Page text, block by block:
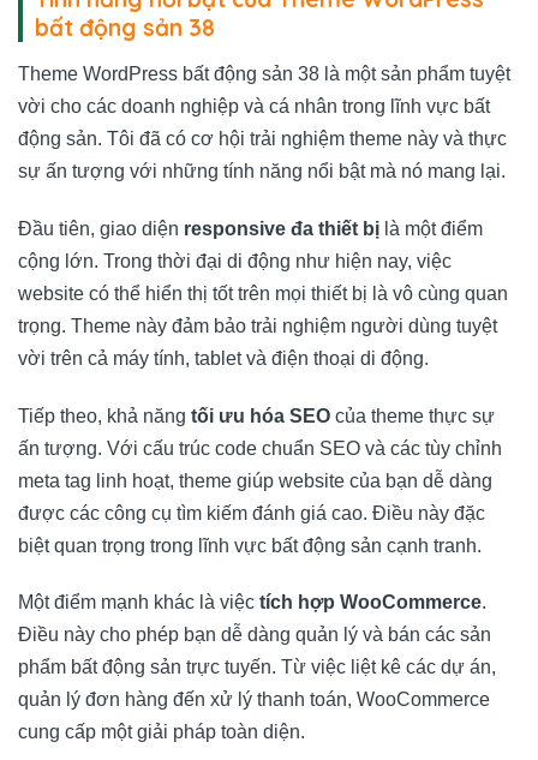
bất động sản 38
Theme WordPress bất động sản 38 là một sản phẩm tuyệt
vời cho các doanh nghiệp và cá nhân trong lĩnh vực bất
động sản. Tôi đã có cơ hội trải nghiệm theme này và thực
sự ấn tượng với những tính năng nổi bật mà nó mang lại.
Đầu tiên, giao diện responsive đa thiết bị là một điểm
cộng lớn. Trong thời đại di động như hiện nay, việc
website có thể hiển thị tốt trên mọi thiết bị là vô cùng quan
trọng. Theme này đảm bảo trải nghiệm người dùng tuyệt
vời trên cả máy tính, tablet và điện thoại di động.
Tiếp theo, khả năng tối ưu hóa SEO của theme thực sự
ấn tượng. Với cấu trúc code chuẩn SEO và các tùy chỉnh
meta tag linh hoạt, theme giúp website của bạn dễ dàng
được các công cụ tìm kiếm đánh giá cao. Điều này đặc
biệt quan trọng trong lĩnh vực bất động sản cạnh tranh.
Một điểm mạnh khác là việc tích hợp WooCommerce.
Điều này cho phép bạn dễ dàng quản lý và bán các sản
phẩm bất động sản trực tuyến. Từ việc liệt kê các dự án,
quản lý đơn hàng đến xử lý thanh toán, WooCommerce
cung cấp một giải pháp toàn diện.